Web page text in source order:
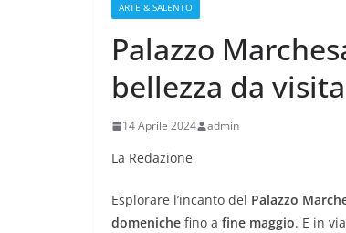
ARTE & SALENTO
Palazzo
bellezza da
14 Aprile 2024 admin
La Redazione
Esplorare l’incanto del Palazzo
domeniche fino a fine maggio. E in